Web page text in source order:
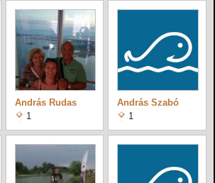
András Rudas
1
András Szabó
1